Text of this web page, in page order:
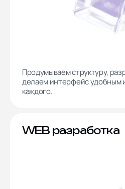
Продумываем структуру,
делаем интерфейс удобным
каждого.
WEB разработка